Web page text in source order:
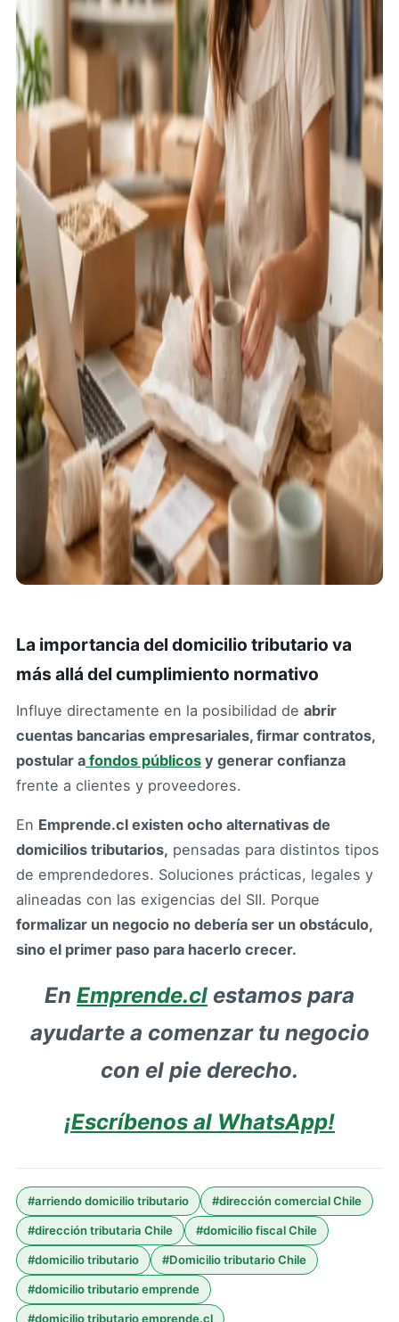
La importancia del domicilio tributario va
más allá del cumplimiento normativo
Influye directamente en la posibilidad de abrir
cuentas bancarias empresariales, firmar contratos,
postular a fondos públicos y generar confianza
frente a clientes y proveedores.
En Emprende.cl existen ocho alternativas de
domicilios tributarios, pensadas para distintos tipos
de emprendedores. Soluciones prácticas, legales y
alineadas con las exigencias del SII. Porque
formalizar un negocio no debería ser un obstáculo,
sino el primer paso para hacerlo crecer.
En Emprende.cl estamos para
ayudarte a comenzar tu negocio
con el pie derecho.
¡Escríbenos al WhatsApp!
#arriendo domicilio tributario #dirección comercial Chile
#dirección tributaria Chile #domicilio fiscal Chile
#domicilio tributario #Domicilio tributario Chile
#domicilio tributario emprende
#domicilio tributario emprende.cl